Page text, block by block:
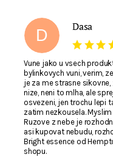
D
Dasa
Vune jako u vsech
bylinkovych vuni, verim,
je za me strasne
nize, neni to mlha, ale
osvezeni, jen trochu lepi
zatim nezkousela.
Ruzove z nebe je
asi kupovat nebudu,
Bright essence od
shopu.